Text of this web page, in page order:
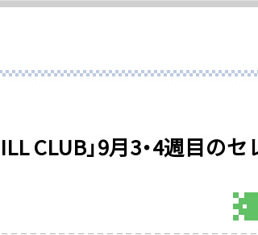
CLUB」9月3・4週目の